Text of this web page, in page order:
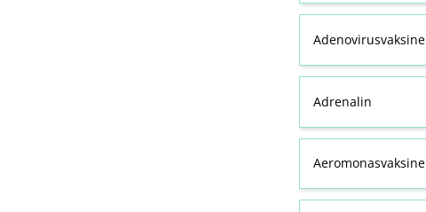
Adenovirusvaksine
Adrenalin
Aeromonasvaksine